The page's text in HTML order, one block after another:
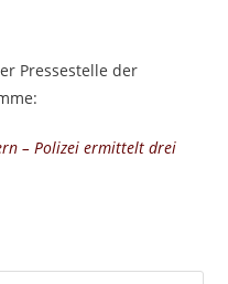
Pressestelle der
– Polizei ermittelt drei